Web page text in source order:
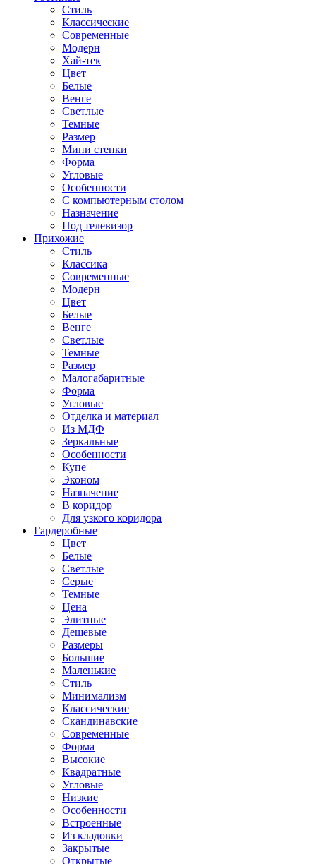
Стиль
Классические
Современные
Модерн
Хай-тек
Цвет
Белые
Венге
Светлые
Темные
Размер
Мини стенки
Форма
Угловые
Особенности
С компьютерным столом
Назначение
Под телевизор
Прихожие
Стиль
Классика
Современные
Модерн
Цвет
Белые
Венге
Светлые
Темные
Размер
Малогабаритные
Форма
Угловые
Отделка и материал
Из МДФ
Зеркальные
Особенности
Купе
Эконом
Назначение
В коридор
Для узкого коридора
Гардеробные
Цвет
Белые
Светлые
Серые
Темные
Цена
Элитные
Дешевые
Размеры
Большие
Маленькие
Стиль
Минимализм
Классические
Скандинавские
Современные
Форма
Высокие
Квадратные
Угловые
Низкие
Особенности
Встроенные
Из кладовки
Закрытые
Открытые